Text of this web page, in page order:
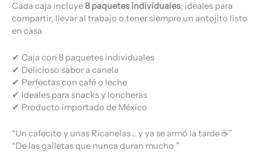
Cada caja incluye8 paquetes individuales, ideales para
compartir, llevar al trabajo o tener siempre un antojito listo
en casa
✔ Caja con 8 paquetes individuales
✔ Delicioso sabor a canela
✔ Perfectas con café o leche
✔ Ideales para snacks y loncheras
✔ Producto importado de México
“Un cafecito y unas Ricanelas… y ya se armó la tarde ☕”
“De las galletas que nunca duran mucho ”